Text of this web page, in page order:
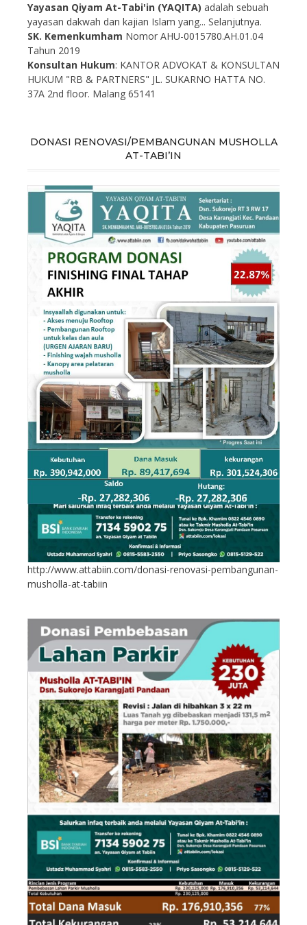
Yayasan Qiyam At-Tabi'in (YAQITA) adalah sebuah
yayasan dakwah dan kajian Islam yang... Selanjutnya.
SK. Kemenkumham Nomor AHU-0015780.AH.01.04
Tahun 2019
Konsultan Hukum: KANTOR ADVOKAT & KONSULTAN
HUKUM "RB & PARTNERS" JL. SUKARNO HATTA NO.
37A 2nd floor. Malang 65141
DONASI RENOVASI/PEMBANGUNAN MUSHOLLA
AT-TABI’IN
http://www.attabiin.com/donasi-renovasi-pembangunan-
musholla-at-tabiin